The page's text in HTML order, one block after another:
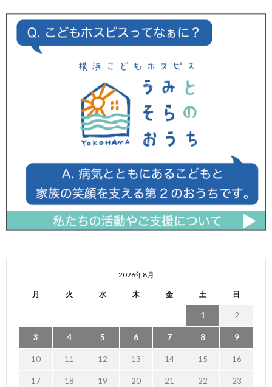
2026年8月
月 火 水 木 金 土 日
1 2
3 4 5 6 7 8 9
10 11 12 13 14 15 16
17 18 19 20 21 22 23